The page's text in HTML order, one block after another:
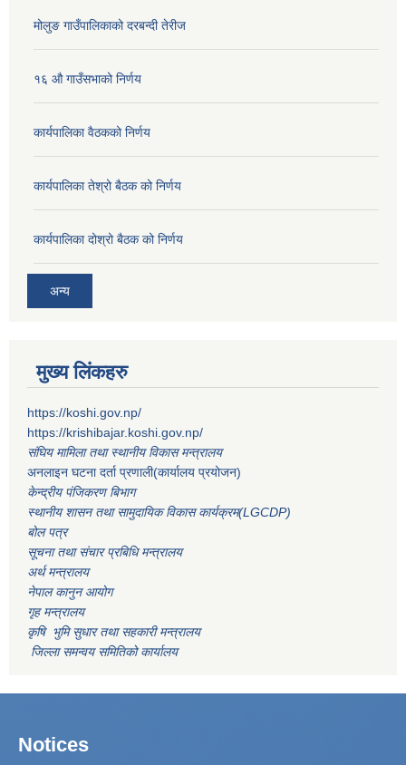
मोलुङ गाउँपालिकाको दरबन्दी तेरीज
१६ औ गाउँसभाको निर्णय
कार्यपालिका वैठकको निर्णय
कार्यपालिका तेश्रो बैठक को निर्णय
कार्यपालिका दोश्रो बैठक को निर्णय
अन्य
मुख्य लिंकहरु
https://koshi.gov.np/
https://krishibajar.koshi.gov.np/
संघिय मामिला तथा स्थानीय विकास मन्त्रालय
अनलाइन घटना दर्ता प्रणाली(कार्यालय प्रयोजन)
केन्द्रीय पंजिकरण बिभाग
स्थानीय शासन तथा सामुदायिक विकास कार्यक्रम(LGCDP)
बोल पत्र
सूचना तथा संचार प्रबिधि मन्त्रालय
अर्थ मन्त्रालय
नेपाल कानुन आयोग
गृह मन्त्रालय
कृषि भुमि सुधार तथा सहकारी मन्त्रालय
जिल्ला समन्वय समितिको कार्यालय
Notices